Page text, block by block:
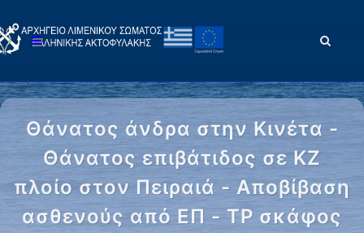
Θάνατος άνδρα στην Κινέτα -
Θάνατος επιβάτιδος σε ΚΖ
πλοίο στον Πειραιά - Αποβίβαση
ασθενούς από ΕΠ - ΤΡ σκάφος